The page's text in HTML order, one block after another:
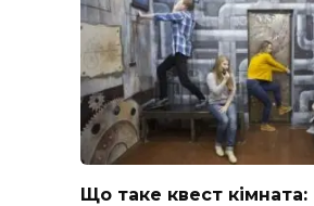
Що таке квест кімната: